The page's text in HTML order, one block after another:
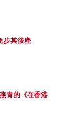
步其後塵
青的《在香港